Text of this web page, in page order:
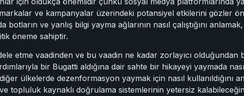
ve kampanyalar üzerindeki potansiyel etkilerini gözler
ve yanlış bilgi yayma ağlarının nasıl çalıştığını
öneme sahiptir.
etme vaadinden ve bu vaadin ne kadar zorlayıcı olduğundan
bir Bugatti aldığına dair sahte bir hikayeyi yaymada
ülkelerde dezenformasyon yaymak için nasıl kullanıldığını
topluluk kaynaklı doğrulama sistemlerinin yetersiz